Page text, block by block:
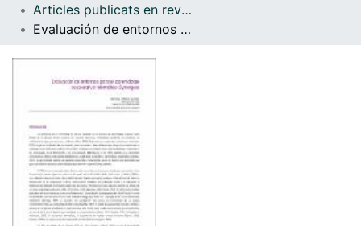
Articles publicats en revistes (Educació Lingüística, Científica i Matemàtica)
Evaluación de entornos de aprendizaje cooperativo telemático: Synergeia.